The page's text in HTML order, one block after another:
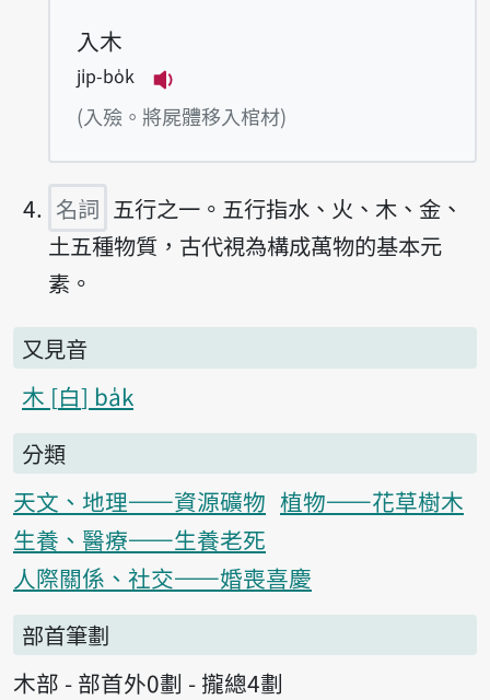
入木
ji̍p-bo̍k
播放例句ji̍p-bo̍k
(入殮。將屍體移入棺材)
名詞 五行之一。五行指水、火、木、金、
土五種物質，古代視為構成萬物的基本元
素。
又見音
木 白 ba̍k
分類
天文、地理——資源礦物 植物——花草樹木
生養、醫療——生養老死
人際關係、社交——婚喪喜慶
部首筆劃
木部 - 部首外0劃 - 攏總4劃